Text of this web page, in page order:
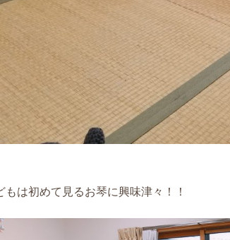
もは初めて見るお琴に興味津々！！